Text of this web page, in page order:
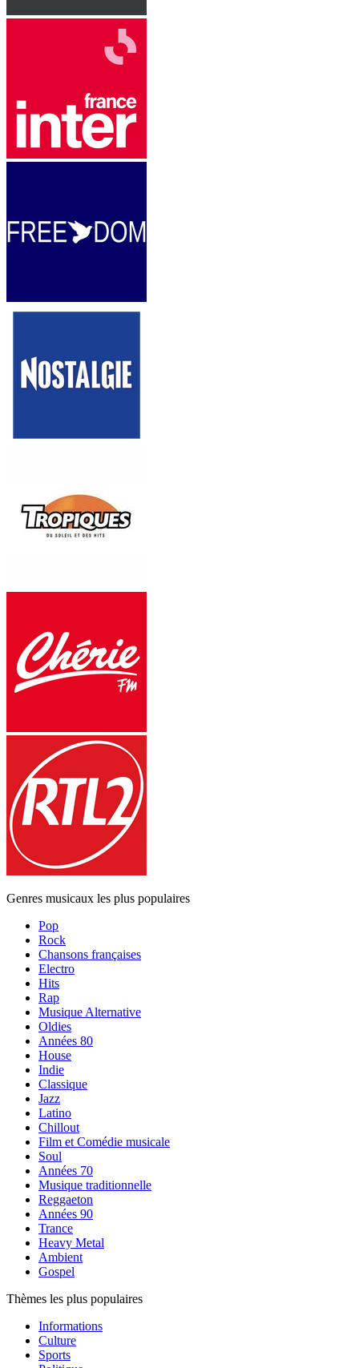
Genres musicaux les plus populaires
Pop
Rock
Chansons françaises
Electro
Hits
Rap
Musique Alternative
Oldies
Années 80
House
Indie
Classique
Jazz
Latino
Chillout
Film et Comédie musicale
Soul
Années 70
Musique traditionnelle
Reggaeton
Années 90
Trance
Heavy Metal
Ambient
Gospel
Thèmes les plus populaires
Informations
Culture
Sports